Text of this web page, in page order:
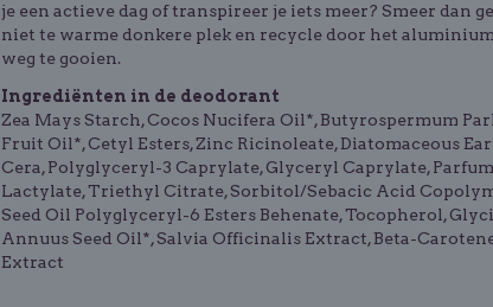
je een actieve dag of transpireer je iets meer? Smeer dan
niet te warme donkere plek en recycle door het
weg te gooien.
Ingrediënten in de deodorant
Zea Mays Starch, Cocos Nucifera Oil*, Butyrospermum
Fruit Oil*, Cetyl Esters, Zinc Ricinoleate, Diatomaceous
Cera, Polyglyceryl-3 Caprylate, Glyceryl Caprylate,
Lactylate, Triethyl Citrate, Sorbitol/Sebacic Acid
Seed Oil Polyglyceryl-6 Esters Behenate, Tocopherol,
Annuus Seed Oil*, Salvia Officinalis Extract, Beta-
Extract